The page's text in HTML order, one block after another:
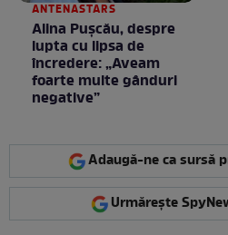
ANTENASTARS
Alina Pușcău, despre
lupta cu lipsa de
încredere: „Aveam
foarte multe gânduri
negative”
Adaugă-ne ca sursă
Urmărește